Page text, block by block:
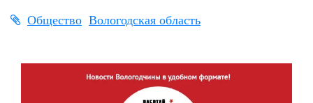
Общество Вологодская область